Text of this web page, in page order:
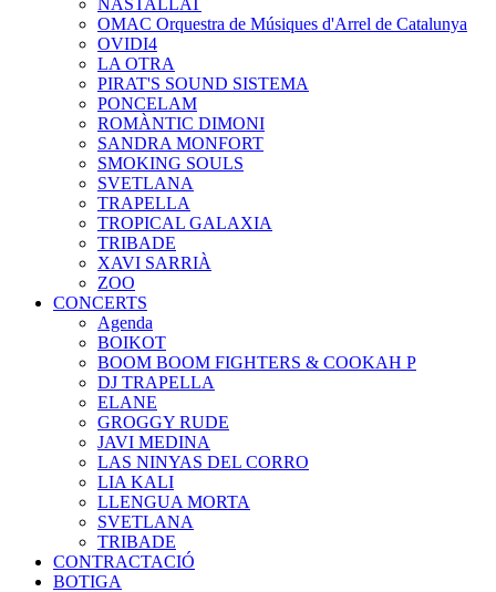
NASTALLAT
OMAC Orquestra de Músiques d'Arrel de Catalunya
OVIDI4
LA OTRA
PIRAT'S SOUND SISTEMA
PONCELAM
ROMÀNTIC DIMONI
SANDRA MONFORT
SMOKING SOULS
SVETLANA
TRAPELLA
TROPICAL GALAXIA
TRIBADE
XAVI SARRIÀ
ZOO
CONCERTS
Agenda
BOIKOT
BOOM BOOM FIGHTERS & COOKAH P
DJ TRAPELLA
ELANE
GROGGY RUDE
JAVI MEDINA
LAS NINYAS DEL CORRO
LIA KALI
LLENGUA MORTA
SVETLANA
TRIBADE
CONTRACTACIÓ
BOTIGA